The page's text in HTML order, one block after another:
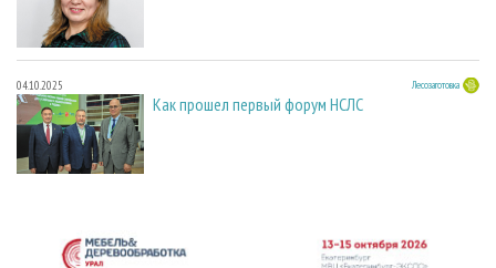
04.10.2025 Лесозаготовка
Как прошел первый форум НСЛС